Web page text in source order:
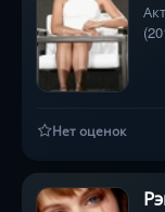
Нет оценок